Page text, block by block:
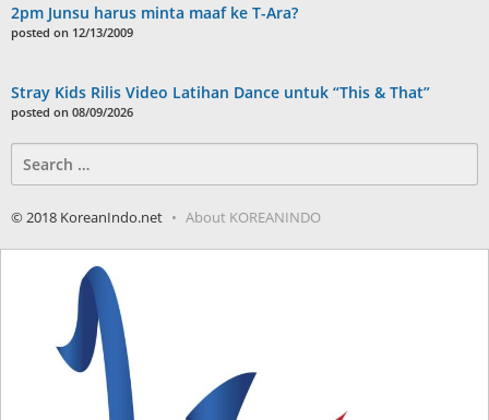
2pm Junsu harus minta maaf ke T-Ara?
posted on 12/13/2009
Stray Kids Rilis Video Latihan Dance untuk “This & That”
posted on 08/09/2026
for:
© 2018 KoreanIndo.net About KOREANINDO